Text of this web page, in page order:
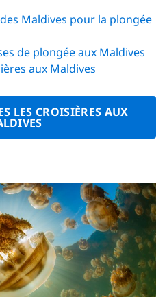
Maldives pour la plongée
de plongée aux Maldives
aux Maldives
LES CROISIÈRES AUX